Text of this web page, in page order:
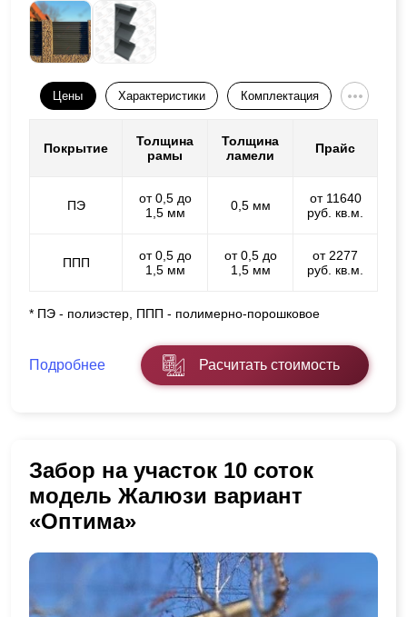
Цены Характеристики Комплектация
Покрытие
Толщина
рамы
Толщина
ламели
Прайс
ПЭ
от 0,5 до
1,5 мм
0,5 мм
от 11640
руб. кв.м.
ППП
от 0,5 до
1,5 мм
от 0,5 до
1,5 мм
от 2277
руб. кв.м.
* ПЭ - полиэстер, ППП - полимерно-порошковое
Подробнее Расчитать стоимость
Забор на участок 10 соток
модель Жалюзи вариант
«Оптима»